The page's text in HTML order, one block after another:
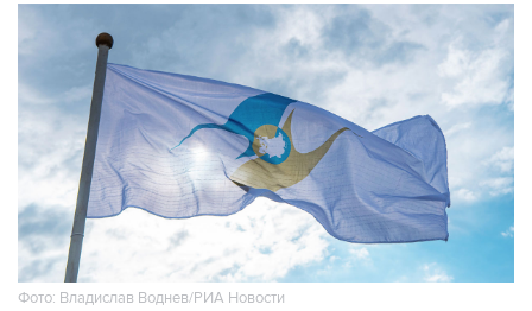
Фото: Владислав Воднев/РИА Новости